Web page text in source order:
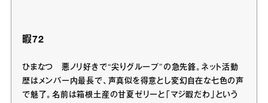
暇72
ひまなつ 悪ノリ好きで“尖りグループ”の急先鋒。ネット活動
歴はメンバー内最長で、声真似を得意とし変幻自在な七色の声
で魅了。名前は箱根土産の甘夏ゼリーと「マジ暇だわ」という